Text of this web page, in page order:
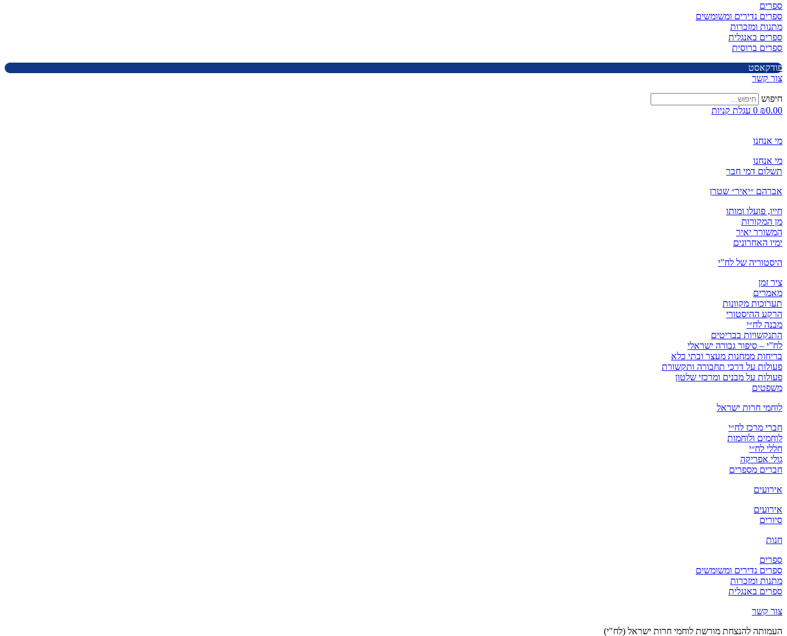
ספרים
ספרים נדירים ומשומשים
מתנות ומזכרות
ספרים באנגלית
ספרים ברוסית
פודקאסט
צור קשר
חיפוש
₪0.00
0 עגלת קניות
מי אנחנו
מי אנחנו
תשלום דמי חבר
אברהם ״יאיר״ שטרן
חייו, פועלו ומותו
מן המקורות
המשורר יאיר
ימיו האחרונים
היסטוריה של לח”י
ציר זמן
מאמרים
תערוכות מקוונות
הרקע ההיסטורי
מבנה לח״י
התנקשויות בבריטים
לח”י – סיפור גבורה ישראלי
בריחות ממחנות מעצר ובתי כלא
פעולות על דרכי תחבורה ותקשורת
פעולות על מבנים ומרכזי שלטון
משפטים
לוחמי חרות ישראל
חברי מרכז לח״י
לוחמים ולוחמות
חללי לח״י
גולי אפריקה
חברים מספרים
אירועים
אירועים
סיורים
חנות
ספרים
ספרים נדירים ומשומשים
מתנות ומזכרות
ספרים באנגלית
צור קשר
העמותה להנצחת מורשת לוחמי חרות ישראל (לח"י)